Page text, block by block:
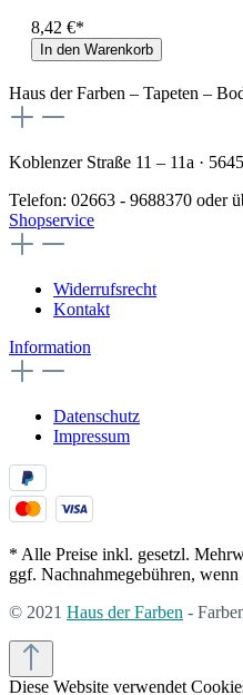
8,42 €*
In den Warenkorb
Haus der Farben – Tapeten –
Koblenzer Straße 11 – 11a ·
Telefon: 02663 - 9688370 oder
Shopservice
Widerrufsrecht
Kontakt
Information
Datenschutz
Impressum
* Alle Preise inkl. gesetzl.
ggf. Nachnahmegebühren, wenn
© 2021 Haus der Farben -
Diese Website verwendet